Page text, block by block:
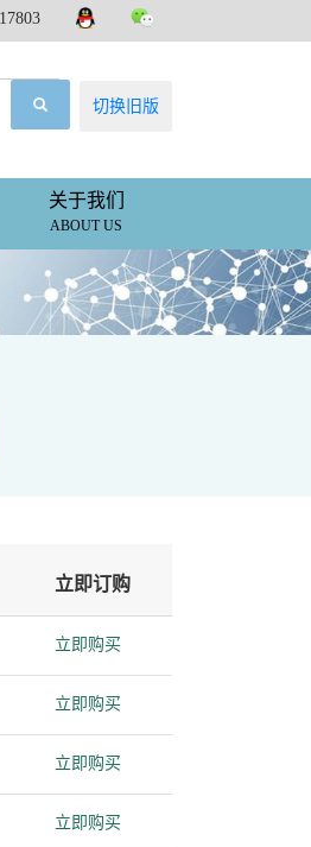
切换旧版
关于我们
ABOUT US
立即订购
立即购买
立即购买
立即购买
立即购买